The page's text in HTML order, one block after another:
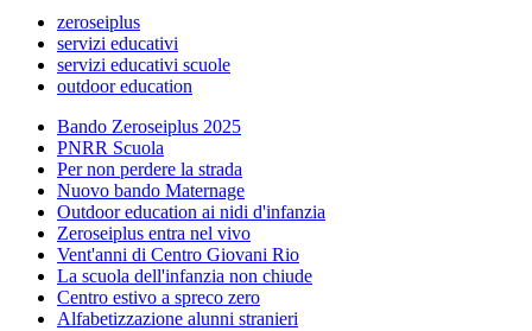
zeroseiplus
servizi educativi
servizi educativi scuole
outdoor education
Bando Zeroseiplus 2025
PNRR Scuola
Per non perdere la strada
Nuovo bando Maternage
Outdoor education ai nidi d'infanzia
Zeroseiplus entra nel vivo
Vent'anni di Centro Giovani Rio
La scuola dell'infanzia non chiude
Centro estivo a spreco zero
Alfabetizzazione alunni stranieri